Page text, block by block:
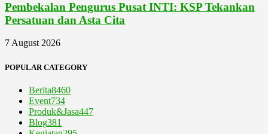
Pembekalan Pengurus Pusat INTI: KSP Tekankan
Persatuan dan Asta Cita
7 August 2026
POPULAR CATEGORY
Berita8460
Event734
Produk&Jasa447
Blog381